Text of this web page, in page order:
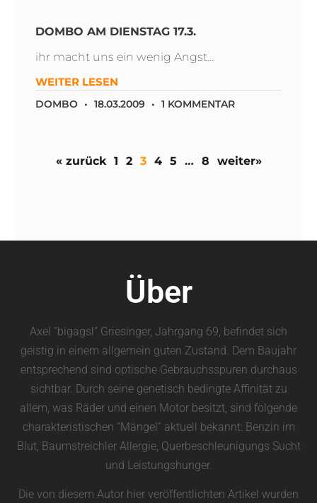
DOMBO AM DIENSTAG 17.3.
ihr macht uns ein wenig Angst…
WEITER LESEN
DOMBO 18.03.2009 1 KOMMENTAR
« zurück 1 2 3 4 5 … 8 weiter»
Über
Axel “bigagsl” Griesinger, Jahrgang 69, befindet sich
geistig in einem allgemein guten Zustand. Dem Baujahr
entsprechend sind optische Gebrauchsspuren durchaus
sichtbar. Durch seine genetisch bedingte Affinität zu
allem, was Räder und einen Motor besitzt, sind folgende
charakteristischen “Mängel” aktuell bekannt: Benzin im
Blut, Baumstreichler Allergie, Querbeschleunigungs Sucht
und Leistungshunger.
Die von diesem Autor hier veröffentlichten Artikel wurden